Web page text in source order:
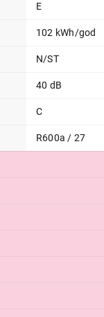
E
102 kWh/god
N/ST
40 dB
C
R600a / 27
25.999,00